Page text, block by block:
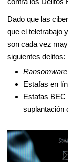
Dado que las
que el teletrabajo
son cada vez
siguientes delitos:
Ransomware
Estafas en
Estafas
suplantación